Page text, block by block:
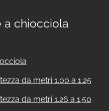
a chiocciola
da metri 1.00 a 1.25
da metri 1.26 a 1.50